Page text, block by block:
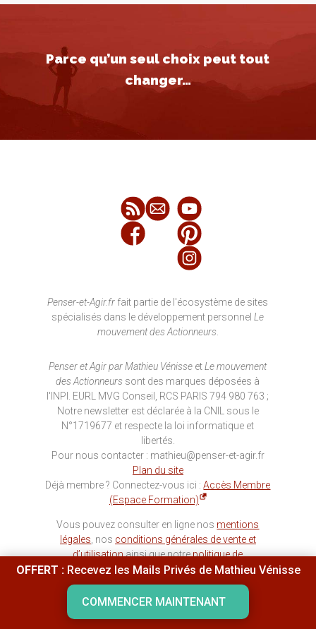
Parce qu’un seul choix peut tout
changer…
Penser-et-Agir.fr fait partie de l'écosystème de sites
spécialisés dans le développement personnelLe
mouvement des Actionneurs.
Penser et Agir par Mathieu Vénisse et Le mouvement
des Actionneurs sont des marques déposées à
l'INPI. EURL MVG Conseil, RCS PARIS 794 980 763 ;
Notre newsletter est déclarée à la CNIL sous le
N°1719677 et respecte la loi informatique et
libertés.
Pour nous contacter : mathieu@penser-et-agir.fr
Plan du site
Déjà membre ? Connectez-vous ici :Accès Membre
(Espace Formation)
Vous pouvez consulter en ligne nos mentions
légales , nos conditions générales de vente et
d’utilisationainsi que notrepolitique de
confidentialité.
Avertissement Important sur la Visualisation
Amplifiée :Les informations présentées sur ce site
OFFERT :Recevez les Mails Privés de Mathieu Vénisse
COMMENCER MAINTENANT